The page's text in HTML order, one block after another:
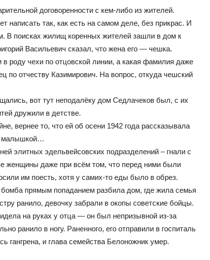
договоренности с кем-либо из жителей.
написать так, как есть на самом деле, без прикрас. И
В поисках жилищ коренных жителей зашли в дом к
Васильевич сказал, что жена его — чешка.
роду чехи по отцовской линии, а какая фамилия даже
по отчеству Казимирович. На вопрос, откуда чешский
вот тут неподалёку дом Седлачеков был, с их
дружили в детстве.
вернее то, что ей об осени 1942 года рассказывала
малышкой…
элитных эдельвейсовских подразделений – гнали с
женщины даже при всём том, что перед ними были
им поесть, хотя у самих-то еды было в обрез.
прямым попаданием разбила дом, где жила семья
ранило, девочку забрали в окопы советские бойцы.
на руках у отца — он был непризывной из-за
ранило в ногу. Раненного, его отправили в госпиталь
гангрена, и глава семейства Белоножник умер.